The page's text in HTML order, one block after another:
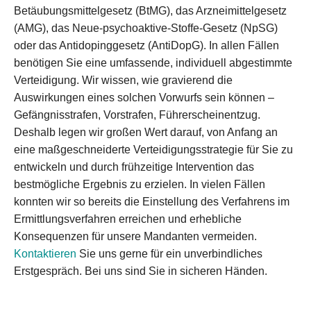
Betäubungsmittelgesetz (BtMG), das Arzneimittelgesetz
(AMG), das Neue-psychoaktive-Stoffe-Gesetz (NpSG)
oder das Antidopinggesetz (AntiDopG). In allen Fällen
benötigen Sie eine umfassende, individuell abgestimmte
Verteidigung. Wir wissen, wie gravierend die
Auswirkungen eines solchen Vorwurfs sein können –
Gefängnisstrafen, Vorstrafen, Führerscheinentzug.
Deshalb legen wir großen Wert darauf, von Anfang an
eine maßgeschneiderte Verteidigungsstrategie für Sie zu
entwickeln und durch frühzeitige Intervention das
bestmögliche Ergebnis zu erzielen. In vielen Fällen
konnten wir so bereits die Einstellung des Verfahrens im
Ermittlungsverfahren erreichen und erhebliche
Konsequenzen für unsere Mandanten vermeiden.
Kontaktieren Sie uns gerne für ein unverbindliches
Erstgespräch. Bei uns sind Sie in sicheren Händen.